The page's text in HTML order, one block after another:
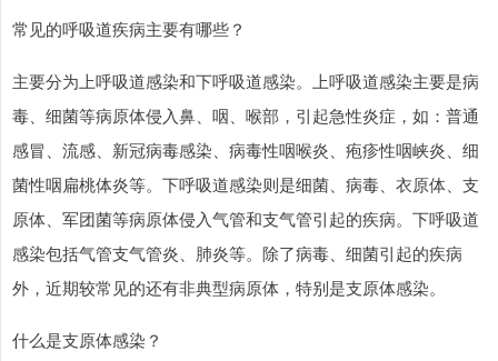
常见的呼吸道疾病主要有哪些？
主要分为上呼吸道感染和下呼吸道感染。上呼吸道感染主要是病
毒、细菌等病原体侵入鼻、咽、喉部，引起急性炎症，如：普通
感冒、流感、新冠病毒感染、病毒性咽喉炎、疱疹性咽峡炎、细
菌性咽扁桃体炎等。下呼吸道感染则是细菌、病毒、衣原体、支
原体、军团菌等病原体侵入气管和支气管引起的疾病。下呼吸道
感染包括气管支气管炎、肺炎等。除了病毒、细菌引起的疾病
外，近期较常见的还有非典型病原体，特别是支原体感染。
什么是支原体感染？